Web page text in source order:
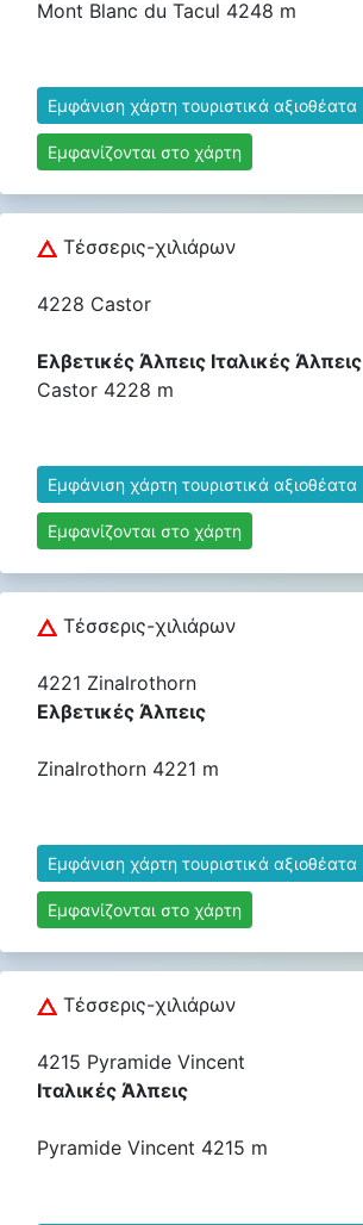
Mont Blanc du Tacul 4248 m
Εμφάνιση χάρτη τουριστικά αξιοθέατα
Εμφανίζονται στο χάρτη
Τέσσερις-χιλιάρων
4228 Castor
Ελβετικές Άλπεις Ιταλικές Άλπεις
Castor 4228 m
Εμφάνιση χάρτη τουριστικά αξιοθέατα
Εμφανίζονται στο χάρτη
Τέσσερις-χιλιάρων
4221 Zinalrothorn
Ελβετικές Άλπεις
Zinalrothorn 4221 m
Εμφάνιση χάρτη τουριστικά αξιοθέατα
Εμφανίζονται στο χάρτη
Τέσσερις-χιλιάρων
4215 Pyramide Vincent
Ιταλικές Άλπεις
Pyramide Vincent 4215 m